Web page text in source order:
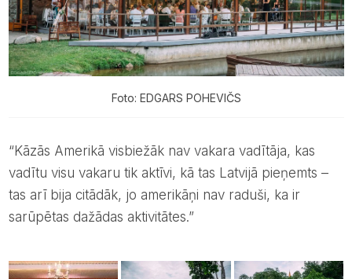
Foto: EDGARS POHEVIČS
“Kāzās Amerikā visbiežāk nav vakara vadītāja, kas
vadītu visu vakaru tik aktīvi, kā tas Latvijā pieņemts –
tas arī bija citādāk, jo amerikāņi nav raduši, ka ir
sarūpētas dažādas aktivitātes.”